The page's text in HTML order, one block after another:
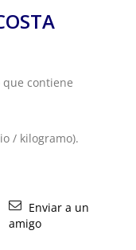
que contiene
/ kilogramo).
Enviar a un
amigo